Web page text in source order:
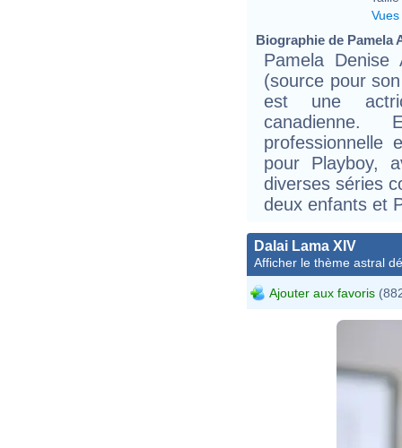
Vues
Biographie de Pamela
Pamela
(source pour
est une
canadienne.
professionnelle
pour Playboy,
diverses séries
deux enfants et
Dalai Lama XIV
Afficher le thème astral
Ajouter aux favoris